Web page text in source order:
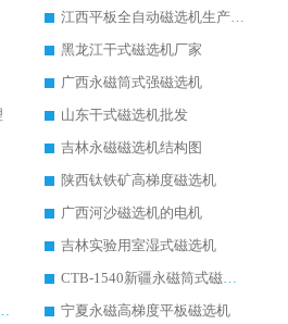
江西平板全自动磁选机生产厂家
黑龙江干式磁选机厂家
广西永磁筒式强磁选机
山东干式磁选机批发
吉林永磁磁选机结构图
陕西钛铁矿高梯度磁选机
广西河沙磁选机的电机
吉林实验用室湿式磁选机
CTB-1540新疆永磁筒式磁选机
式磁选机代理商
宁夏永磁高梯度平板磁选机